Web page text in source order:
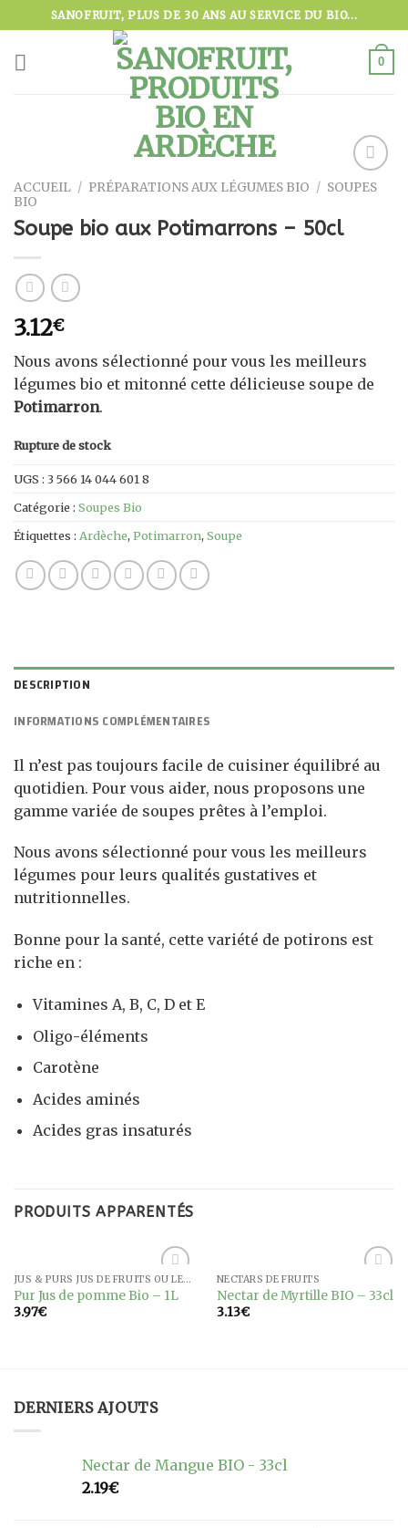
to
content
SANOFRUIT, PLUS DE 30 ANS AU SERVICE DU BIO...
0
Ajouter
wishlist
ACCUEIL / PRÉPARATIONS AUX LÉGUMES BIO / SOUPES
BIO
Soupe bio aux Potimarrons – 50cl
3.12€
Nous avons sélectionné pour vous les meilleurs
légumes bio et mitonné cette délicieuse soupe de
Potimarron.
Rupture de stock
UGS : 3 566 14 044 601 8
Catégorie : Soupes Bio
Étiquettes : Ardèche, Potimarron, Soupe
DESCRIPTION
INFORMATIONS COMPLÉMENTAIRES
Il n’est pas toujours facile de cuisiner équilibré au
quotidien. Pour vous aider, nous proposons une
gamme variée de soupes prêtes à l’emploi.
Nous avons sélectionné pour vous les meilleurs
légumes pour leurs qualités gustatives et
nutritionnelles.
Bonne pour la santé, cette variété de potirons est
riche en :
Vitamines A, B, C, D et E
Oligo-éléments
Carotène
Acides aminés
Acides gras insaturés
PRODUITS APPARENTÉS
Ajouter
à la
JUS & PURS JUS DE FRUITS OU LÉGUMES
Pur Jus de pomme Bio – 1L
3.97€
à la
NECTARS DE FRUITS
Nectar de Myrtille BIO – 33cl
3.13€
DERNIERS AJOUTS
Nectar de Mangue BIO - 33cl
2.19€